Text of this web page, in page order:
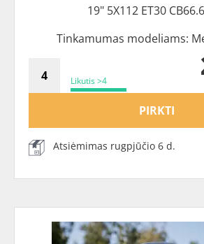
19" 5X112 ET30
Tinkamumas modeliams:
Likutis >4
PIRKTI
Atsiėmimas rugpjūčio 6 d.